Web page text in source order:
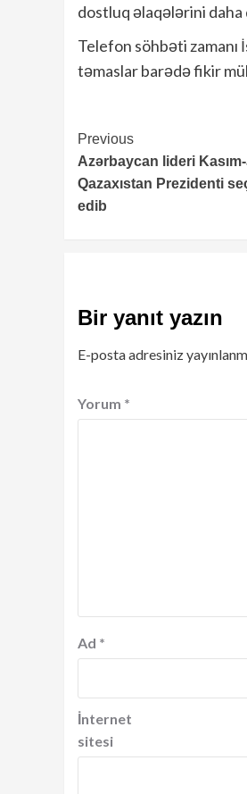
dostluq əlaqələrini daha
Telefon söhbəti
təmaslar barədə fikir
Continue
Reading
Previous
Azərbaycan lideri
Qazaxıstan Prezidenti
edib
Bir yanıt yazın
E-posta adresiniz
Yorum *
Ad *
İnternet
sitesi